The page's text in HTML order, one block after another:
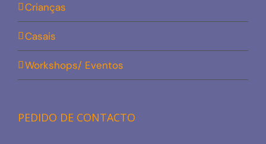
Crianças
Casais
Workshops/ Eventos
PEDIDO DE CONTACTO